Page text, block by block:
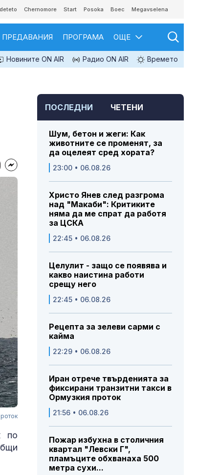
Chernomore Start Posoka Boec Megavselena
ПРЕДАВАНИЯ ПРОГРАМА ОЩЕ
Новините ON AIR Радио ON AIR Времето
по
ПОСЛЕДНИ ЧЕТЕНИ
Шум, бетон и жеги: Как
животните се променят, за
да оцелеят сред хората?
23:00 • 06.08.26
Христо Янев след разгрома
над "Макаби": Критиките
няма да ме спрат да работя
за ЦСКА
22:45 • 06.08.26
Целулит - защо се появява и
какво наистина работи
срещу него
22:45 • 06.08.26
Рецепта за зелеви сарми с
кайма
22:29 • 06.08.26
Иран отрече твърденията за
фиксирани транзитни такси в
Ормузкия проток
21:56 • 06.08.26
Пожар избухна в столичния
квартал "Левски Г",
пламъците обхванаха 500
метра сухи...